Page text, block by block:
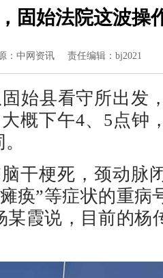
固始法院这波操
：中网资讯 责任编辑：bj2021
县看守所出发
概下午4、5点钟
梗死，颈动脉
痪”等症状的重病
某霞说，目前的杨